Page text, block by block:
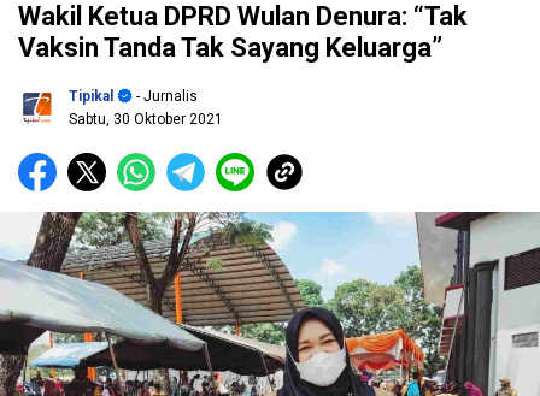
Wakil Ketua DPRD Wulan Denura: “Tak
Vaksin Tanda Tak Sayang Keluarga”
Tipikal
- Jurnalis
Sabtu, 30 Oktober 2021